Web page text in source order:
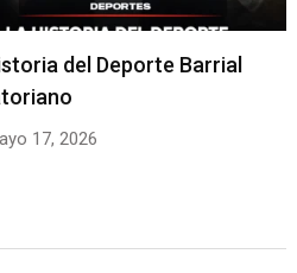
del Deporte Barrial
17, 2026